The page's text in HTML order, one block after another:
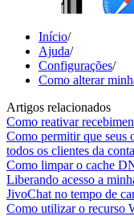
Início/
Ajuda/
Configurações/
Como alterar
Artigos relacionados
Como reativar
Como permitir que seus
todos os clientes da conta
Como limpar o cache
Liberando acesso a
JivoChat no tempo de
Como utilizar o recurso